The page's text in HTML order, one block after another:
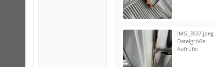
IMG_3537.jpeg
Dateigröße:
Aufrufe: